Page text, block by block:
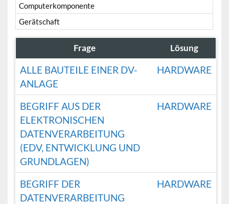
Computerkomponente
Gerätschaft
Frage Lösung
ALLE BAUTEILE EINER DV-
ANLAGE
HARDWARE
BEGRIFF AUS DER
ELEKTRONISCHEN
DATENVERARBEITUNG
(EDV, ENTWICKLUNG UND
GRUNDLAGEN)
HARDWARE
BEGRIFF DER
DATENVERARBEITUNG
HARDWARE